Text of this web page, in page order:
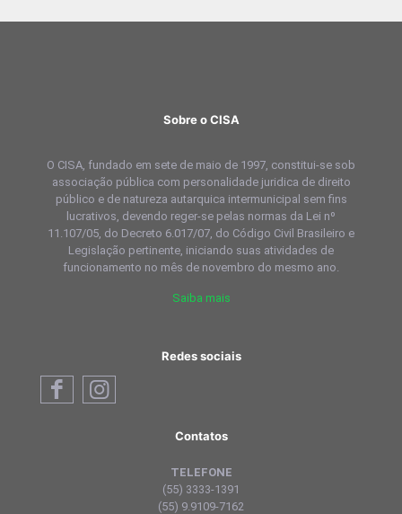
Sobre o CISA
O CISA, fundado em sete de maio de 1997, constitui-se sob
associação pública com personalidade juridica de direito
público e de natureza autarquica intermunicipal sem fins
lucrativos, devendo reger-se pelas normas da Lei nº
11.107/05, do Decreto 6.017/07, do Código Civil Brasileiro e
Legislação pertinente, iniciando suas atividades de
funcionamento no mês de novembro do mesmo ano.
Saiba mais
Redes sociais
Contatos
TELEFONE
(55) 3333-1391
(55) 9.9109-7162